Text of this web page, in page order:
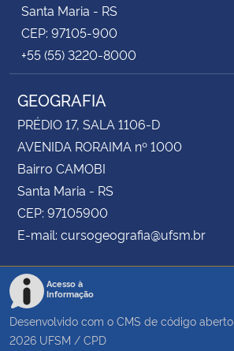
Santa Maria - RS
CEP: 97105-900
+55 (55) 3220-8000
GEOGRAFIA
PRÉDIO 17, SALA 1106-D
AVENIDA RORAIMA nº 1000
Bairro CAMOBI
Santa Maria - RS
CEP: 97105900
E-mail: cursogeografia@ufsm.br
Acesso à
Informação
Desenvolvido com o CMS de código aberto
2026 UFSM / CPD